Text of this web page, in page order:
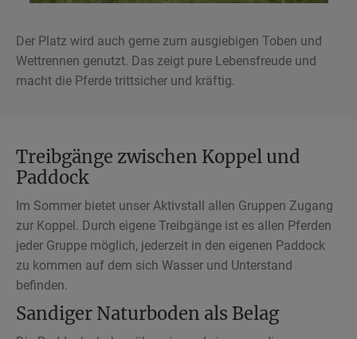
Der Platz wird auch gerne zum ausgiebigen Toben und
Wettrennen genutzt. Das zeigt pure Lebensfreude und
macht die Pferde trittsicher und kräftig.
Treibgänge zwischen Koppel und
Paddock
Im Sommer bietet unser Aktivstall allen Gruppen Zugang
zur Koppel. Durch eigene Treibgänge ist es allen Pferden
jeder Gruppe möglich, jederzeit in den eigenen Paddock
zu kommen auf dem sich Wasser und Unterstand
befinden.
Sandiger Naturboden als Belag